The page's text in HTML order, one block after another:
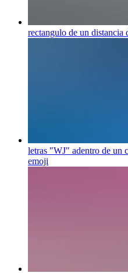
rectangulo de un distancia
letras "WJ" adentro de un
emoji